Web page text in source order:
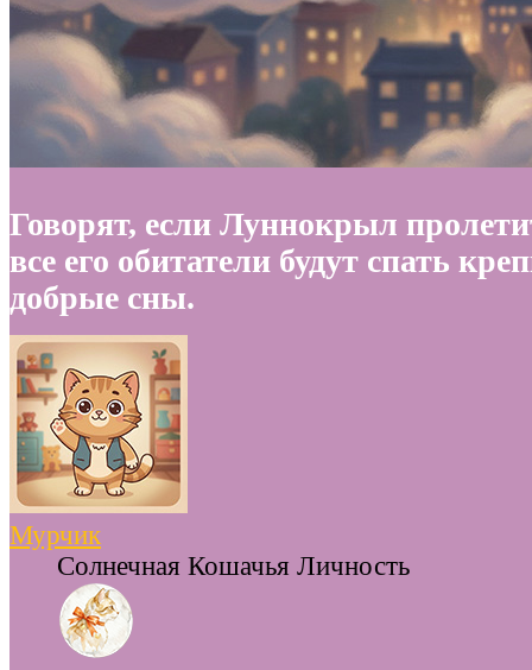
Говорят, если Луннокрыл
все его обитатели будут спать
добрые сны.
Мурчик
Солнечная Кошачья Личность